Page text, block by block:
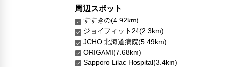
周辺スポット
すすきの(4.92km)
ジョイフィット24(2.3km)
JCHO 北海道病院(5.49km)
ORIGAMI(7.68km)
Sapporo Lilac Hospital(3.4km)